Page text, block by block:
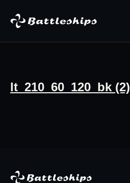
lt_210_60_120_bk (2)